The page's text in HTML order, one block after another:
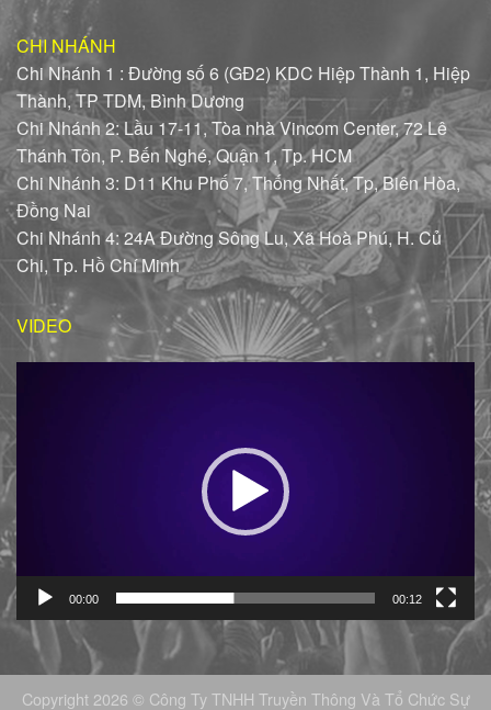
CHI NHÁNH
Chi Nhánh 1 : Đường số 6 (GĐ2) KDC Hiệp Thành 1, Hiệp
Thành, TP TDM, Bình Dương
Chi Nhánh 2: Lầu 17-11, Tòa nhà Vincom Center, 72 Lê
Thánh Tôn, P. Bến Nghé, Quận 1, Tp. HCM
Chi Nhánh 3: D11 Khu Phố 7, Thống Nhất, Tp, Biên Hòa,
Đồng Nai
Chi Nhánh 4: 24A Đường Sông Lu, Xã Hoà Phú, H. Củ
Chi, Tp. Hồ Chí Minh
VIDEO
00:00 00:12
Copyright 2026 © Công Ty TNHH Truyền Thông Và Tổ Chức Sự